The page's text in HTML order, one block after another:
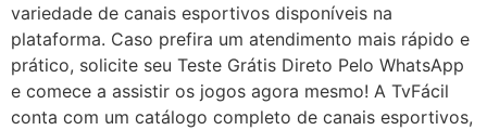
variedade de canais esportivos disponíveis na
plataforma. Caso prefira um atendimento mais rápido e
prático, solicite seu Teste Grátis Direto Pelo WhatsApp
e comece a assistir os jogos agora mesmo! A TvFácil
conta com um catálogo completo de canais esportivos,